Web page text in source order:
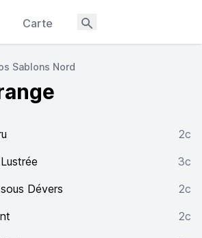
Carte
Sablons Nord
2c
3c
Dévers
2c
2c